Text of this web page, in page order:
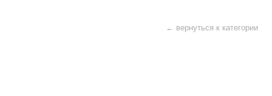
← вернуться к категории